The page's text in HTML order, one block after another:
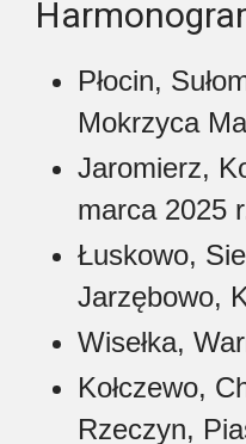
Płocin,
Mokrzyca
Jaromierz,
marca 2025
Łuskowo,
Jarzębowo,
Wisełka,
Kołczewo,
Rzeczyn,